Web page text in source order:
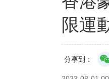
限運
分享到：